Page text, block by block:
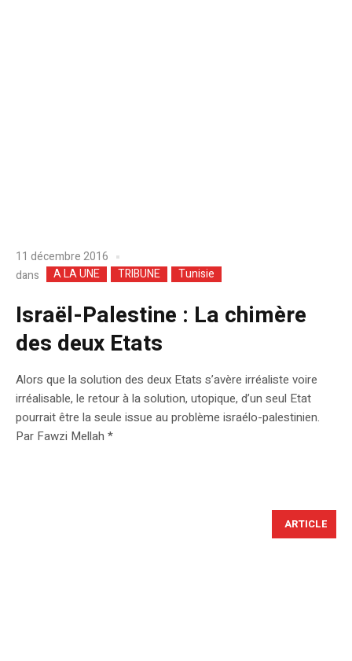
11 décembre 2016
dans
A LA UNE TRIBUNE Tunisie
Israël-Palestine : La chimère
des deux Etats
Alors que la solution des deux Etats s’avère irréaliste voire
irréalisable, le retour à la solution, utopique, d’un seul Etat
pourrait être la seule issue au problème israélo-palestinien.
Par Fawzi Mellah *
ARTICLE